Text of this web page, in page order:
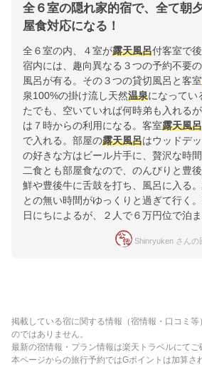
全６室の隠れ家的宿で、全て朝
屋食対応になる！
全６室の内、４室が露天風呂付客室で
宿内には、趣向異なる３つの予約不要
風呂が有る。その３つの貸切風呂と客室
泉100%の掛け流し天然温泉になってい
たでも、空いていれば何時弟も入れる
は７時からの利用になる。客室露天風呂
で入れる。部屋の露天風呂はウッドデ
の好きな方はビール片手に、贅沢な時
二食とも部屋食なので、のんびりと豊
鮮や豊後牛に舌鼓を打ち、風呂に入る
との無い時間がゆっくりと過ぎて行く
日にちによるが、２人で６万円位で泊ま
Shinryuken さんの
掲載している宿に関する情報（宿情報・口コミ
のではありません。
最新の宿情報・プラン情報は楽天トラベルにてご
本ページからの旅行予約ではGポイントは加算さ